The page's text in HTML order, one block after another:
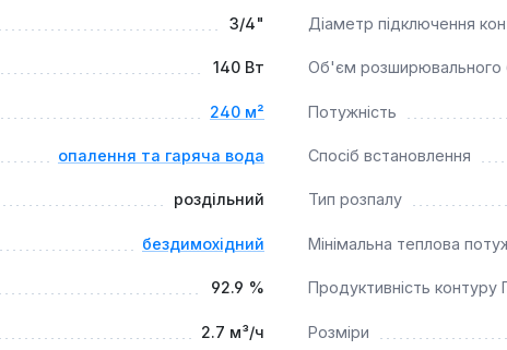
підключення зовнішніх датчиків дозволяє досягти
3/4" Діаметр підключення
140 Вт Об'єм розширювального
240 м² Потужність
опалення та гаряча вода Спосіб встановлення
роздільний Тип розпалу
бездимохідний Мінімальна теплова
92.9 % Продуктивність контуру
2.7 м³/ч Розміри